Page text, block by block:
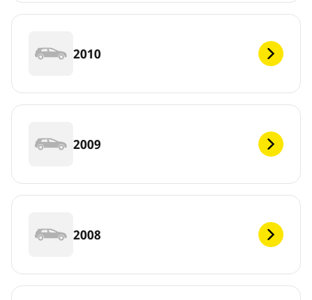
2010
2009
2008